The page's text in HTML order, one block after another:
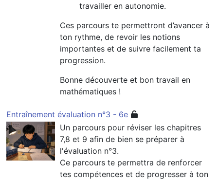
travailler en autonomie.
Ces parcours te permettront d’avancer à
ton rythme, de revoir les notions
importantes et de suivre facilement ta
progression.
Bonne découverte et bon travail en
mathématiques !
Entraînement évaluation n°3 - 6e
Un parcours pour réviser les chapitres
7,8 et 9 afin de bien se préparer à
l'évaluation n°3.
Ce parcours te permettra de renforcer
tes compétences et de progresser à ton